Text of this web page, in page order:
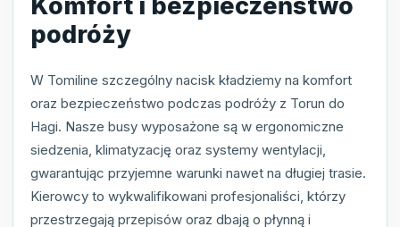
podróży
W Tomiline szczególny nacisk kładziemy na komfort
oraz bezpieczeństwo podczas podróży z Torun do
Hagi. Nasze busy wyposażone są w ergonomiczne
siedzenia, klimatyzację oraz systemy wentylacji,
gwarantując przyjemne warunki nawet na długiej trasie.
Kierowcy to wykwalifikowani profesjonaliści, którzy
przestrzegają przepisów oraz dbają o płynną i